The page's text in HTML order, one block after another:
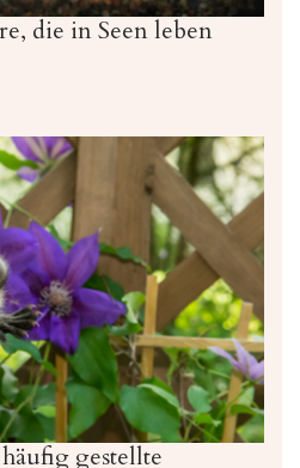
die in Seen leben
gestellte